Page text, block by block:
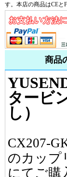
す。本店の商品はCEと
商品
タービ
し）
CX207-
のカップ
にてご購